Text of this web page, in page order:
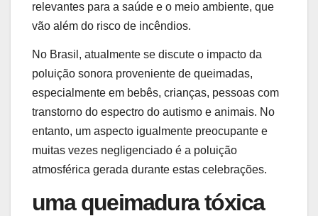
relevantes para a saúde e o meio ambiente, que
vão além do risco de incêndios.
No Brasil, atualmente se discute o impacto da
poluição sonora proveniente de queimadas,
especialmente em bebês, crianças, pessoas com
transtorno do espectro do autismo e animais. No
entanto, um aspecto igualmente preocupante e
muitas vezes negligenciado é a poluição
atmosférica gerada durante estas celebrações.
uma queimadura tóxica